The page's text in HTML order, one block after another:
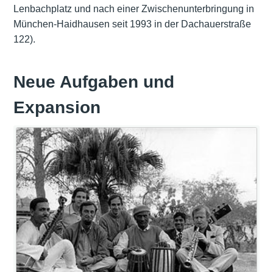
Lenbachplatz und nach einer Zwischenunterbringung in
München-Haidhausen seit 1993 in der Dachauerstraße
122).
Neue Aufgaben und
Expansion